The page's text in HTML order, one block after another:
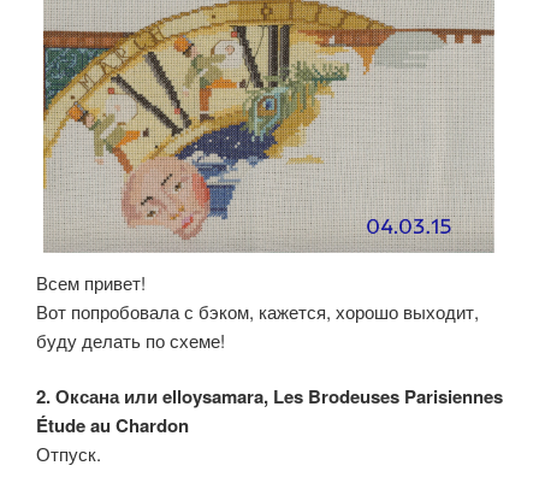
Всем привет!
Вот попробовала с бэком, кажется, хорошо выходит,
буду делать по схеме!
2. Оксана или elloysamara, Les Brodeuses Parisiennes
Étude au Chardon
Отпуск.